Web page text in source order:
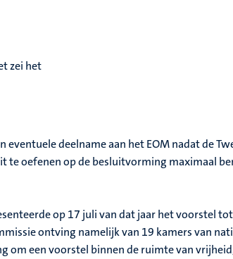
zei het
deelname aan het EOM nadat de
te oefenen op de besluitvorming maximaal
op 17 juli van dat jaar het voorstel
ontving namelijk van 19 kamers van
om een voorstel binnen de ruimte van